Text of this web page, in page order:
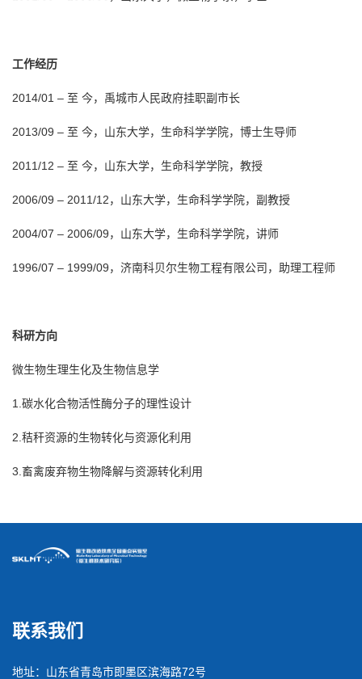
工作经历
2014/01 – 至 今，禹城市人民政府挂职副市长
2013/09 – 至 今，山东大学，生命科学学院，博士生导师
2011/12 – 至 今，山东大学，生命科学学院，教授
2006/09 – 2011/12，山东大学，生命科学学院，副教授
2004/07 – 2006/09，山东大学，生命科学学院，讲师
1996/07 – 1999/09，济南科贝尔生物工程有限公司，助理工程师
科研方向
微生物生理生化及生物信息学
1.碳水化合物活性酶分子的理性设计
2.秸秆资源的生物转化与资源化利用
3.畜禽废弃物生物降解与资源转化利用
联系我们
地址：山东省青岛市即墨区滨海路72号